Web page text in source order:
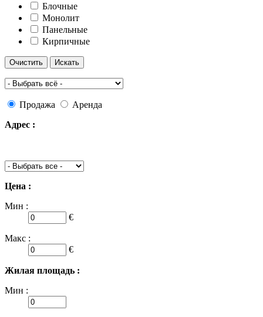
Блочные
Монолит
Панельные
Кирпичные
Продажа
Аренда
Адрес :
Цена :
Мин :
€
Макс :
€
Жилая площадь :
Мин :